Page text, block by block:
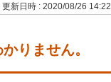
更新日時 : 2020/08/26 14:22
りません。